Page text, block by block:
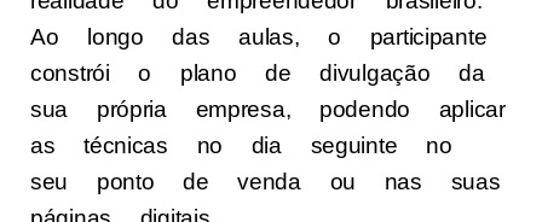
Ao longo das aulas, o participante
constrói o plano de divulgação da
sua própria empresa, podendo aplicar
as técnicas no dia seguinte no
seu ponto de venda ou nas suas